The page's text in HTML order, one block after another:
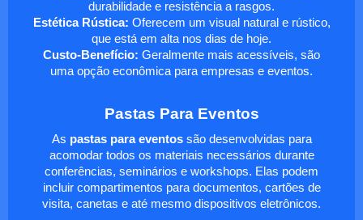
durabilidade e resistência a rasgos.
Estética Rústica: Oferecem um visual natural e rústico,
que está em alta nos dias de hoje.
Custo-Benefício: Geralmente mais acessíveis, são
uma opção econômica para empresas e eventos.
Pastas Para Eventos
As pastas para eventossão desenvolvidas para
acomodar todos os materiais necessários durante
conferências, seminários e workshops. Elas podem
incluir compartimentos para documentos, cartões de
visita, canetas e até mesmo dispositivos eletrônicos.